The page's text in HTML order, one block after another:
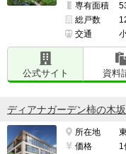
専有面積
総戸数
交通
公式サイト 資料
ディアナガーデン柿の木坂
所在地
価格
1